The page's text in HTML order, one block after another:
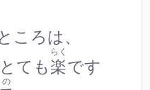
ころは、
ても楽
らく
です
の